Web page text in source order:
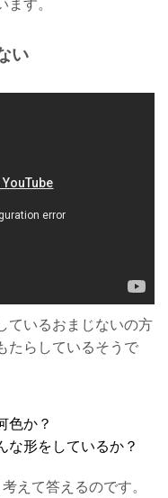
い
ているおまじないの方
たらしているそうで
色か？
な形をしているか？
えて答えるのです。